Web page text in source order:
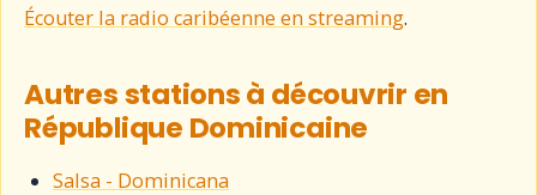
Écouter la radio caribéenne en streaming.
Autres stations à découvrir en
République Dominicaine
Salsa - Dominicana